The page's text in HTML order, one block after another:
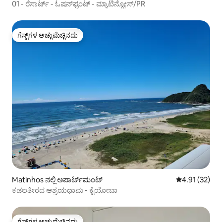
01 - ರೆಸಾರ್ಟ್ - ಓಷನ್‌ಫ್ರಂಟ್ - ಮ್ಯಾಟಿನ್ಹೋಸ್/PR
ಗೆಸ್ಟ್‌ಗಳ ಅಚ್ಚುಮೆಚ್ಚಿನದು
ಗೆಸ್ಟ್‌ಗಳ ಅಚ್ಚುಮೆಚ್ಚಿನದು
Matinhos ನಲ್ಲಿ ಅಪಾರ್ಟ್‌ಮಂಟ್ 5 ರಲ್ಲಿ 4.91
4.91 (32)
ಕಡಲತೀರದ ಆಶ್ರಯಧಾಮ - ಕೈಯೋಬಾ